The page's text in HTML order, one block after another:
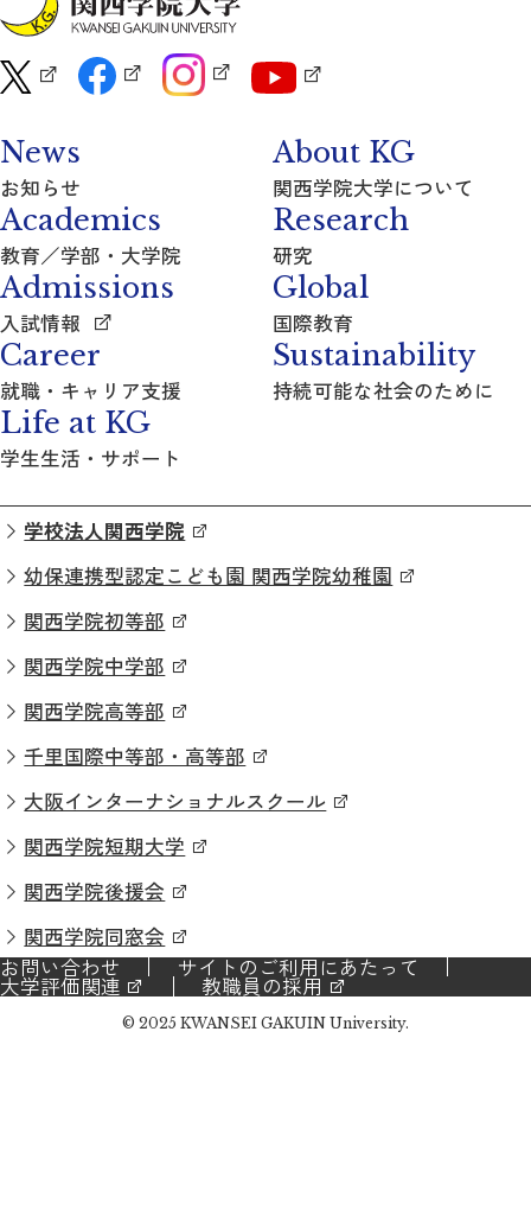
News
お知らせ
About KG
関西学院大学について
Academics
教育／学部・大学院
Research
研究
Admissions
入試情報
Global
国際教育
Career
就職・キャリア支援
Sustainability
持続可能な社会のために
Life at KG
学生生活・サポート
学校法人関西学院
幼保連携型認定こども園 関西学院幼稚園
関西学院初等部
関西学院中学部
関西学院高等部
千里国際中等部・高等部
大阪インターナショナルスクール
関西学院短期大学
関西学院後援会
関西学院同窓会
お問い合わせ
サイトのご利用にあたって
大学評価関連 教職員の採用
© 2025 KWANSEI GAKUIN University.